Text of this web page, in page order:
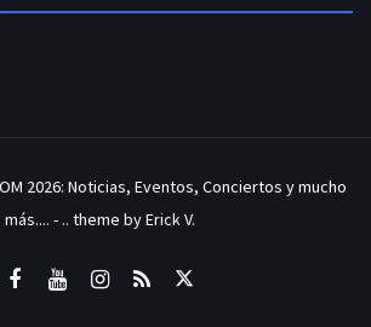
2026: Noticias, Eventos, Conciertos y mucho
más.... - .. theme by Erick V.